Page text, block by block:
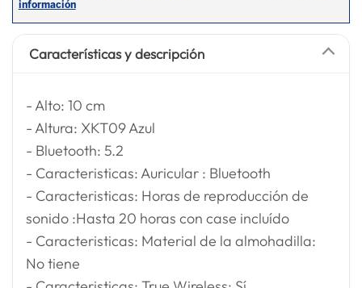
Características y descripción
- Alto: 10 cm
- Altura: XKT09 Azul
- Bluetooth: 5.2
- Caracteristicas: Auricular : Bluetooth
- Caracteristicas: Horas de reproducción de
sonido :Hasta 20 horas con case incluído
- Caracteristicas: Material de la almohadilla:
No tiene